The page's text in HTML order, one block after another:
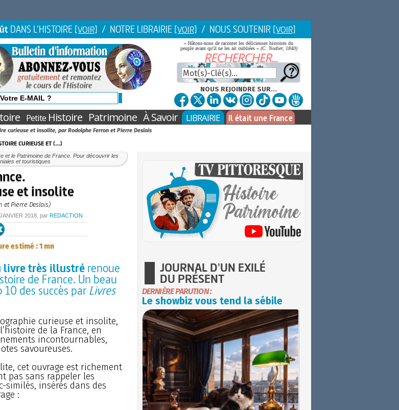
DANS L'HISTOIRE [VOIR] / NOTRE LIBRAIRIE [VOIR] / NOUS SOUTENIR [VOIR]
« Hâtons-nous de raconter les délicieuses histoires du
peuple avant qu'il ne les ait oubliées » (C. Nodier, 1840)
NOUS REJOINDRE SUR...
PetiteHistoire Patrimoine À Savoir LIBRAIRIE Il était une France
curieuse et insolite, par Rodolphe Ferron et Pierre Deslais
curieuse et (…)
et le Patrimoine de France. Pour découvrir les
et touristiques
et insolite
et Pierre Deslais)
2018 , par REDACTION
estimé : 1 mn
livre très illustrérenoue
de France. Un beau
des succès parLivres
curieuse et insolite,
de la France, en
incontournables,
savoureuses.
cet ouvrage est richement
pas sans rappeler les
similés, insérés dans des
:
JOURNAL D'UN EXILÉ
DU PRÉSENT
DERNIÈRE PARUTION :
Le showbiz vous tend la sébile